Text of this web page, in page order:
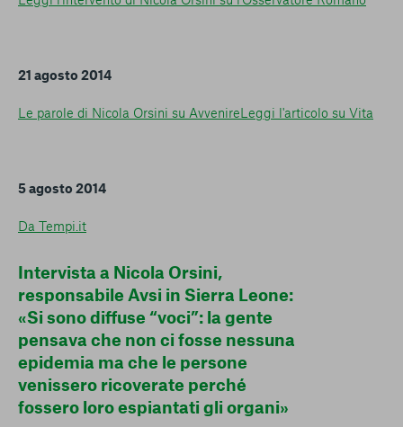
21 agosto 2014
Le parole di Nicola Orsini su AvvenireLeggi l'articolo su Vita
5 agosto 2014
Da Tempi.it
Intervista a Nicola Orsini,
responsabile Avsi in Sierra Leone:
«Si sono diffuse “voci”: la gente
pensava che non ci fosse nessuna
epidemia ma che le persone
venissero ricoverate perché
fossero loro espiantati gli organi»